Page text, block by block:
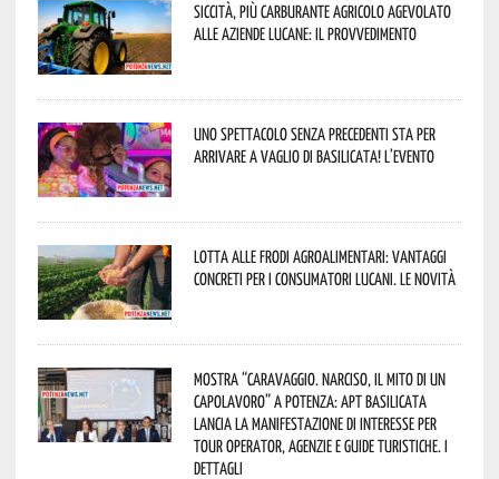
Siccità, più carburante agricolo agevolato
alle aziende lucane: il provvedimento
Uno spettacolo senza precedenti sta per
arrivare a Vaglio di Basilicata! L’evento
Lotta alle frodi agroalimentari: vantaggi
concreti per i consumatori lucani. Le novità
Mostra “Caravaggio. Narciso, il mito di un
capolavoro” a Potenza: APT Basilicata
lancia la manifestazione di interesse per
Tour Operator, Agenzie e Guide Turistiche. I
dettagli